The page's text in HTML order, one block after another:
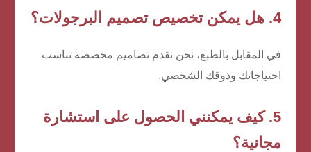
4. هل يمكن تخصيص تصميم البرجولات؟
في المقابل بالطبع، نحن نقدم تصاميم مخصصة تناسب
احتياجاتك وذوقك الشخصي.
5. كيف يمكنني الحصول على استشارة
مجانية؟